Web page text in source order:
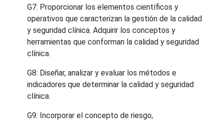
G7: Proporcionar los elementos científicos y
operativos que caracterizan la gestión de la calidad
y seguridad clínica. Adquirir los conceptos y
herramientas que conforman la calidad y seguridad
clínica.
G8: Diseñar, analizar y evaluar los métodos e
indicadores que determinar la calidad y seguridad
clínica.
G9: Incorporar el concepto de riesgo,